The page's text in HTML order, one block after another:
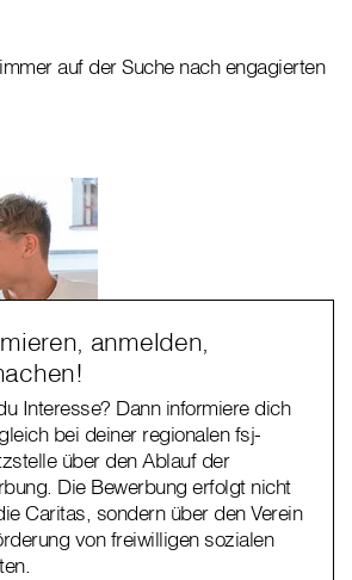
auf der Suche nach engagierten
anmelden,
Interesse? Dann informiere dich
bei deiner regionalen fsj-
über den Ablauf der
Die Bewerbung erfolgt nicht
Caritas, sondern über den Verein
von freiwilligen sozialen